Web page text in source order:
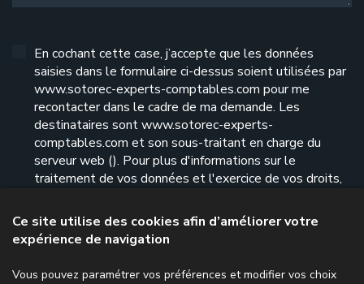
En cochant cette case, j’accepte que les données
saisies dans le formulaire ci-dessus soient utilisées par
www.sotorec-experts-comptables.com pour me
recontacter dans le cadre de ma demande. Les
destinataires sont www.sotorec-experts-
comptables.com et son sous-traitant en charge du
serveur web (). Pour plus d'informations sur le
traitement de vos données et l'exercice de vos droits,
Envoyer le formulaire
Ce site utilise des cookies afin d’améliorer votre
expérience de navigation
Vous pouvez paramétrer vos préférences et modifier vos choix